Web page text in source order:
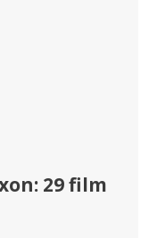
29 film